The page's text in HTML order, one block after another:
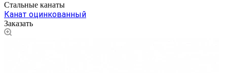
Стальные канаты
Канат оцинкованный
Заказать